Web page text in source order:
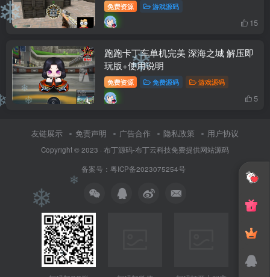
免费资源 游戏源码
15
跑跑卡丁车单机完美 深海之城 解压即
玩版+使用说明
免费资源 免费源码 游戏源码
5
友链展示 免责声明 广告合作 隐私政策 用户协议
Copyright © 2023 · 布丁源码-布丁云科技免费提供网站源码
备案号：粤ICP备2023075254号
❄
❄
❄
❄